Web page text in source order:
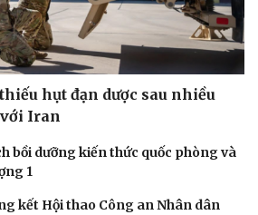
hụt đạn dược sau nhiều
Iran
bồi dưỡng kiến thức quốc phòng và
1
kết Hội thao Công an Nhân dân